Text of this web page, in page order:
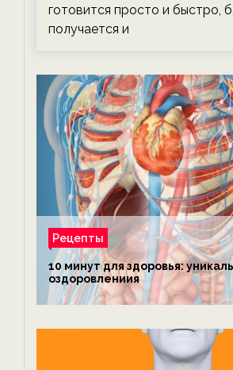
готовится просто и быстро,
получается и
Рецепты
10 минут для здоровья:
оздоровлениия